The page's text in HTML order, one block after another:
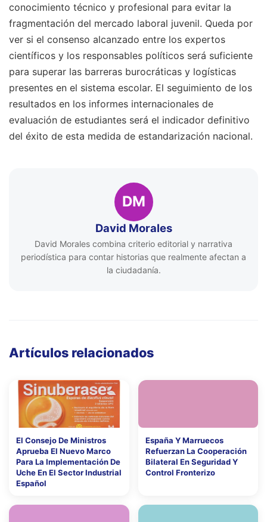
conocimiento técnico y profesional para evitar la
fragmentación del mercado laboral juvenil. Queda por
ver si el consenso alcanzado entre los expertos
científicos y los responsables políticos será suficiente
para superar las barreras burocráticas y logísticas
presentes en el sistema escolar. El seguimiento de los
resultados en los informes internacionales de
evaluación de estudiantes será el indicador definitivo
del éxito de esta medida de estandarización nacional.
DM
David Morales
David Morales combina criterio editorial y narrativa
periodística para contar historias que realmente afectan a
la ciudadanía.
Artículos relacionados
El Consejo De Ministros
Aprueba El Nuevo Marco
Para La Implementación De
Uche En El Sector Industrial
Español
España Y Marruecos
Refuerzan La Cooperación
Bilateral En Seguridad Y
Control Fronterizo